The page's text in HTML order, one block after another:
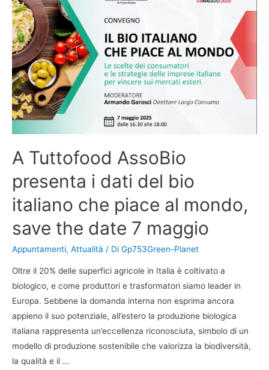
A Tuttofood AssoBio
presenta i dati del bio
italiano che piace al mondo,
save the date 7 maggio
Appuntamenti, Attualità / Di Gp753Green-Planet
Oltre il 20% delle superfici agricole in Italia è coltivato a
biologico, e come produttori e trasformatori siamo leader in
Europa. Sebbene la domanda interna non esprima ancora
appieno il suo potenziale, all’estero la produzione biologica
italiana rappresenta un’eccellenza riconosciuta, simbolo di un
modello di produzione sostenibile che valorizza la biodiversità,
la qualità e il …